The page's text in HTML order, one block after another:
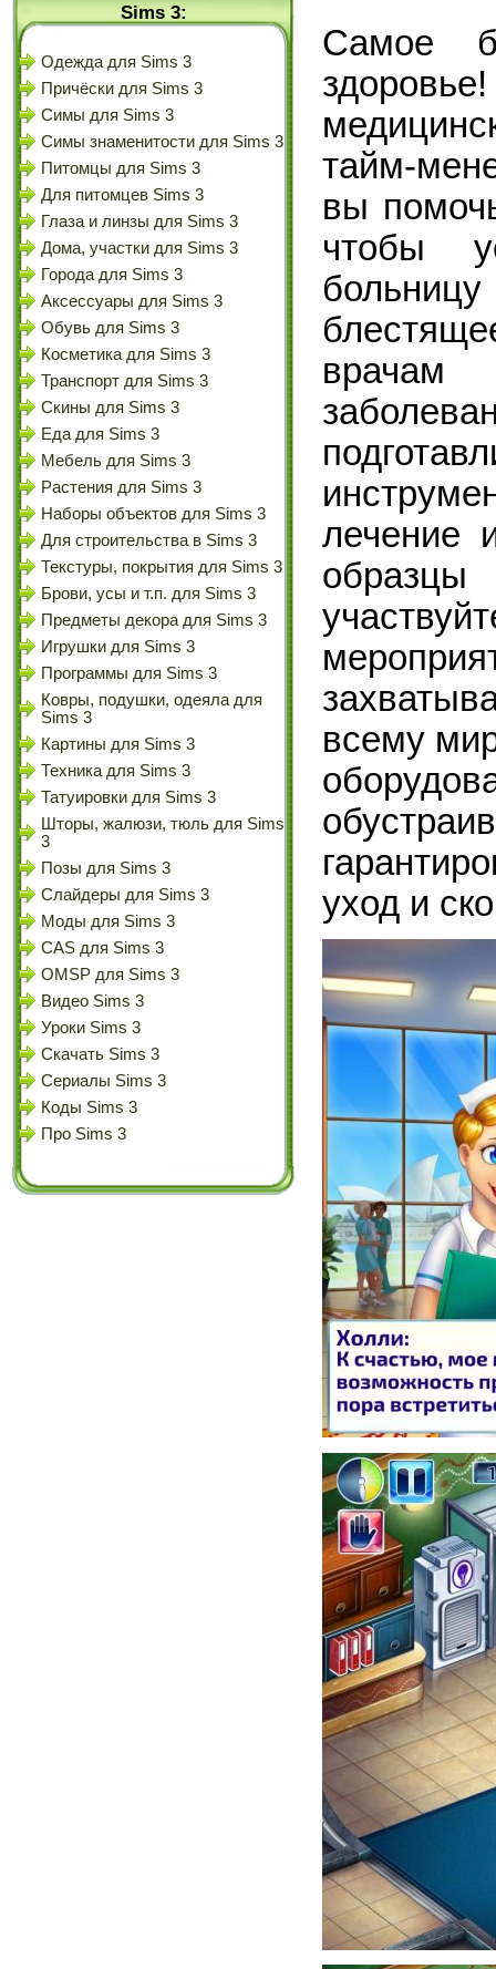
Sims 3:
Одежда для Sims 3
Причёски для Sims 3
Симы для Sims 3
Симы знаменитости для Sims 3
Питомцы для Sims 3
Для питомцев Sims 3
Глаза и линзы для Sims 3
Дома, участки для Sims 3
Города для Sims 3
Аксессуары для Sims 3
Обувь для Sims 3
Косметика для Sims 3
Транспорт для Sims 3
Скины для Sims 3
Еда для Sims 3
Мебель для Sims 3
Растения для Sims 3
Наборы объектов для Sims 3
Для строительства в Sims 3
Текстуры, покрытия для Sims 3
Брови, усы и т.п. для Sims 3
Предметы декора для Sims 3
Игрушки для Sims 3
Программы для Sims 3
Ковры, подушки, одеяла для
Sims 3
Картины для Sims 3
Техника для Sims 3
Татуировки для Sims 3
Шторы, жалюзи, тюль для Sims
3
Позы для Sims 3
Слайдеры для Sims 3
Моды для Sims 3
CAS для Sims 3
OMSP для Sims 3
Видео Sims 3
Уроки Sims 3
Скачать Sims 3
Сериалы Sims 3
Коды Sims 3
Про Sims 3
Самое
тайм-
вы
чтобы
лечение
всему
уход и